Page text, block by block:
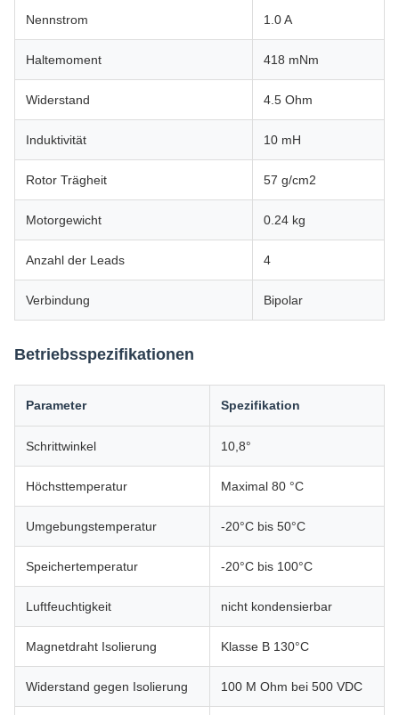
Nennstrom 1.0 A
Haltemoment 418 mNm
Widerstand 4.5 Ohm
Induktivität 10 mH
Rotor Trägheit 57 g/cm2
Motorgewicht 0.24 kg
Anzahl der Leads 4
Verbindung Bipolar
Betriebsspezifikationen
Parameter Spezifikation
Schrittwinkel 10,8°
Höchsttemperatur Maximal 80 °C
Umgebungstemperatur -20°C bis 50°C
Speichertemperatur -20°C bis 100°C
Luftfeuchtigkeit nicht kondensierbar
Magnetdraht Isolierung Klasse B 130°C
Widerstand gegen Isolierung 100 M Ohm bei 500 VDC